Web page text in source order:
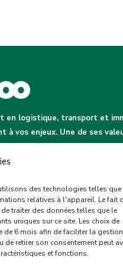
des technologies telles que
relatives à l'appareil. Le fait
traiter des données telles que le
uniques sur ce site. Les choix de
de 6 mois afin de faciliter la
de retirer son consentement peut
et fonctions.
en logistique, transport et
à vos enjeux. Une de ses
cœur de l’action pour un